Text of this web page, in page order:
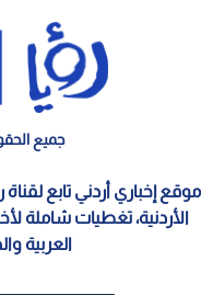
جميع
موقع إخباري أردني تابع لقناة
الأردنية، تغطيات شاملة
العربية